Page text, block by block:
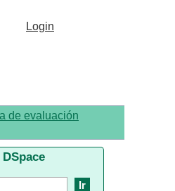
Login
de evaluación